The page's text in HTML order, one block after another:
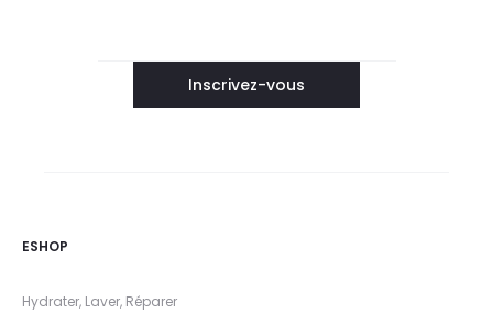
ESHOP
Hydrater, Laver, Réparer